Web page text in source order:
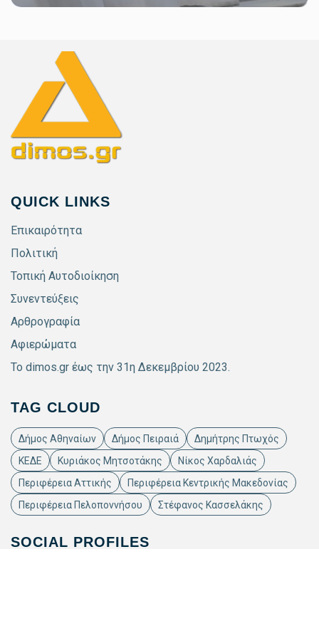
QUICK LINKS
Επικαιρότητα
Πολιτική
Τοπική Αυτοδιοίκηση
Συνεντεύξεις
Αρθρογραφία
Αφιερώματα
Το dimos.gr έως την 31η Δεκεμβρίου 2023.
TAG CLOUD
Δήμος Αθηναίων Δήμος Πειραιά
Δημήτρης Πτωχός
ΚΕΔΕ
Κυριάκος Μητσοτάκης
Νίκος Χαρδαλιάς
Περιφέρεια Αττικής
Περιφέρεια Κεντρικής Μακεδονίας
Περιφέρεια Πελοποννήσου
Στέφανος Κασσελάκης
SOCIAL PROFILES